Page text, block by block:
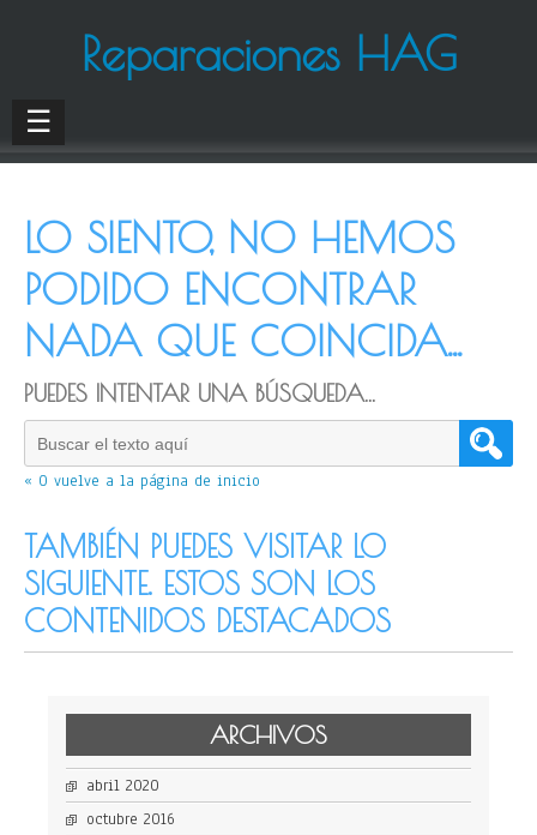
Reparaciones HAG
☰
LO SIENTO, NO HEMOS
PODIDO ENCONTRAR
NADA QUE COINCIDA...
PUEDES INTENTAR UNA BÚSQUEDA...
« O vuelve a la página de inicio
TAMBIÉN PUEDES VISITAR LO
SIGUIENTE. ESTOS SON LOS
CONTENIDOS DESTACADOS
ARCHIVOS
abril 2020
octubre 2016